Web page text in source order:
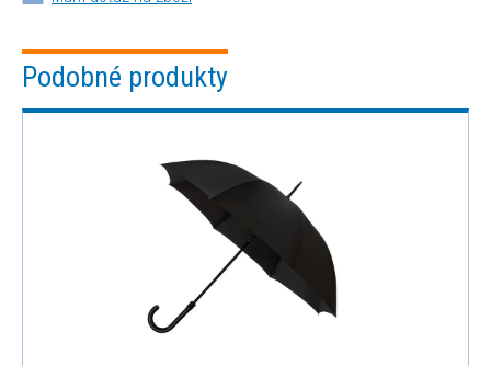
Podobné produkty